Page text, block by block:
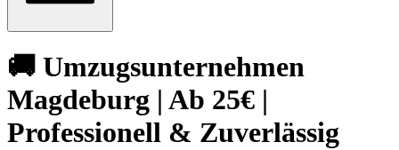
🚚 Umzugsunternehmen
Magdeburg | Ab 25€ |
Professionell & Zuverlässig